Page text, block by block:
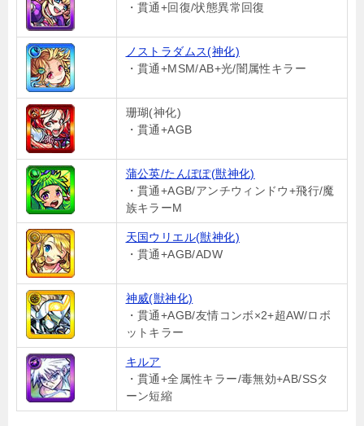
・貫通+回復/状態異常回復
ノストラダムス(神化)
・貫通+MSM/AB+光/闇属性キラー
珊瑚(神化)
・貫通+AGB
蒲公英/たんぽぽ(獣神化)
・貫通+AGB/アンチウィンドウ+飛行/魔
族キラーM
天国ウリエル(獣神化)
・貫通+AGB/ADW
神威(獣神化)
・貫通+AGB/友情コンボ×2+超AW/ロボ
ットキラー
キルア
・貫通+全属性キラー/毒無効+AB/SSタ
ーン短縮